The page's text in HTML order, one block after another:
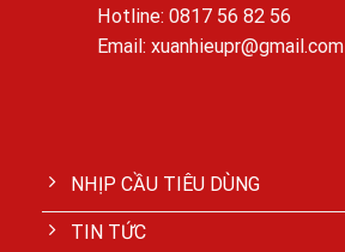
Hotline: 0817 56 82 56
Email: xuanhieupr@gmail.com
NHỊP CẦU TIÊU DÙNG
TIN TỨC